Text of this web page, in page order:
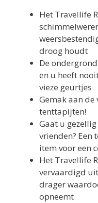
Het Travellife
droog houdt
De
en u heeft
vieze geurtjes
Gemak aan
tenttapijten!
Gaat u
vrienden?
item voor een
Het Travellife
vervaardigd
drager
opneemt